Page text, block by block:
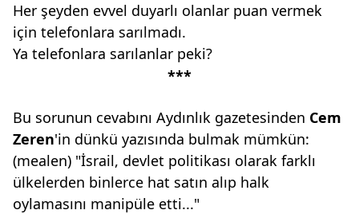
Her şeyden evvel duyarlı olanlar puan vermek
için telefonlara sarılmadı.
Ya telefonlara sarılanlar peki?
***
Bu sorunun cevabını Aydınlık gazetesinden Cem
Zeren'in dünkü yazısında bulmak mümkün:
(mealen) "İsrail, devlet politikası olarak farklı
ülkelerden binlerce hat satın alıp halk
oylamasını manipüle etti..."